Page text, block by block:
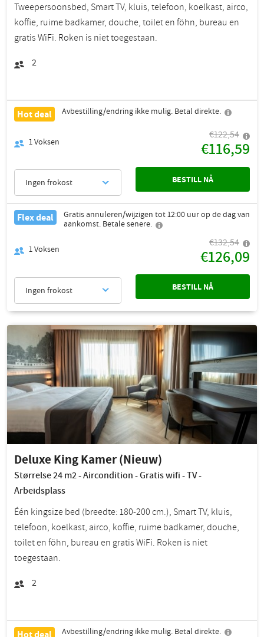
Tweepersoonsbed, Smart TV, kluis, telefoon, koelkast, airco,
koffie, ruime badkamer, douche, toilet en föhn, bureau en
gratis WiFi. Roken is niet toegestaan.
2
Hot deal Avbestilling/endring ikke mulig. Betal direkte.
1Voksen
€122,54
€116,59
Ingen frokost BESTILL NÅ
Flex deal
Gratis annuleren/wijzigen tot 12:00 uur op de dag van
aankomst. Betale senere.
1Voksen
€132,54
€126,09
Ingen frokost BESTILL NÅ
Deluxe King Kamer (Nieuw)
Størrelse 24 m2 - Aircondition - Gratis wifi - TV -
Arbeidsplass
Één kingsize bed (breedte: 180-200 cm.), Smart TV, kluis,
telefoon, koelkast, airco, koffie, ruime badkamer, douche,
toilet en föhn, bureau en gratis WiFi. Roken is niet
toegestaan.
2
Hot deal Avbestilling/endring ikke mulig. Betal direkte.